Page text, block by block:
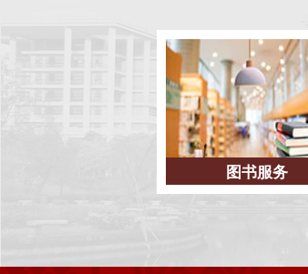
图书服务